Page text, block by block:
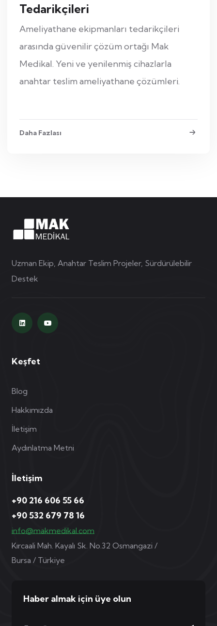
Tedarikçileri
Ameliyathane ekipmanları tedarikçileri
arasında güvenilir çözüm ortağı Mak
Medikal. Yeni ve yenilenmiş cihazlarla
anahtar teslim ameliyathane çözümleri.
Daha Fazlası
Uzman Ekip, Anahtar Teslim Projeler, Sürdürülebilir
Destek
Keşfet
Blog
Hakkımızda
İletişim
Aydınlatma Metni
İletişim
+90 216 606 55 66
+90 532 679 78 16
info@makmedikal.com
Kırcaali Mah. Kayalı Sk. No.32 Osmangazi /
Bursa / Türkiye
Haber almak için üye olun